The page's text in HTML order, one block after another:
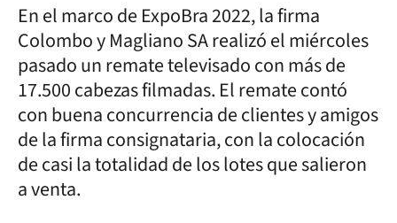
En el marco de ExpoBra 2022, la firma
Colombo y Magliano SA realizó el miércoles
pasado un remate televisado con más de
17.500 cabezas filmadas. El remate contó
con buena concurrencia de clientes y amigos
de la firma consignataria, con la colocación
de casi la totalidad de los lotes que salieron
a venta.